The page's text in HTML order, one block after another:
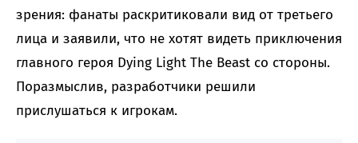
зрения: фанаты раскритиковали вид от третьего
лица и заявили, что не хотят видеть приключения
главного героя Dying Light The Beast со стороны.
Поразмыслив, разработчики решили
прислушаться к игрокам.